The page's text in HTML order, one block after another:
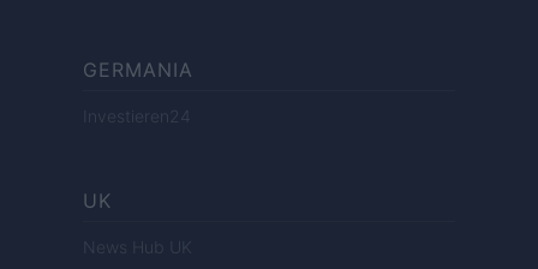
GERMANIA
Investieren24
UK
News Hub UK